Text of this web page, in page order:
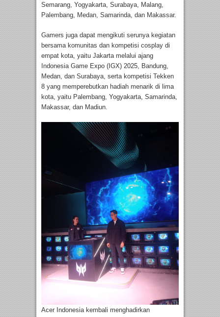
Semarang, Yogyakarta, Surabaya, Malang,
Palembang, Medan, Samarinda, dan Makassar.
Gamers juga dapat mengikuti serunya kegiatan
bersama komunitas dan kompetisi cosplay di
empat kota, yaitu Jakarta melalui ajang
Indonesia Game Expo (IGX) 2025, Bandung,
Medan, dan Surabaya, serta kompetisi Tekken
8 yang memperebutkan hadiah menarik di lima
kota, yaitu Palembang, Yogyakarta, Samarinda,
Makassar, dan Madiun.
Acer Indonesia kembali menghadirkan